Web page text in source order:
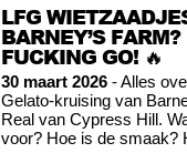
LFG
BARNEY’S FARM?
FUCKING GO! 🔥
30 maart 2026 - Alles
Gelato-kruising van
Real van Cypress Hill.
voor? Hoe is de smaak?